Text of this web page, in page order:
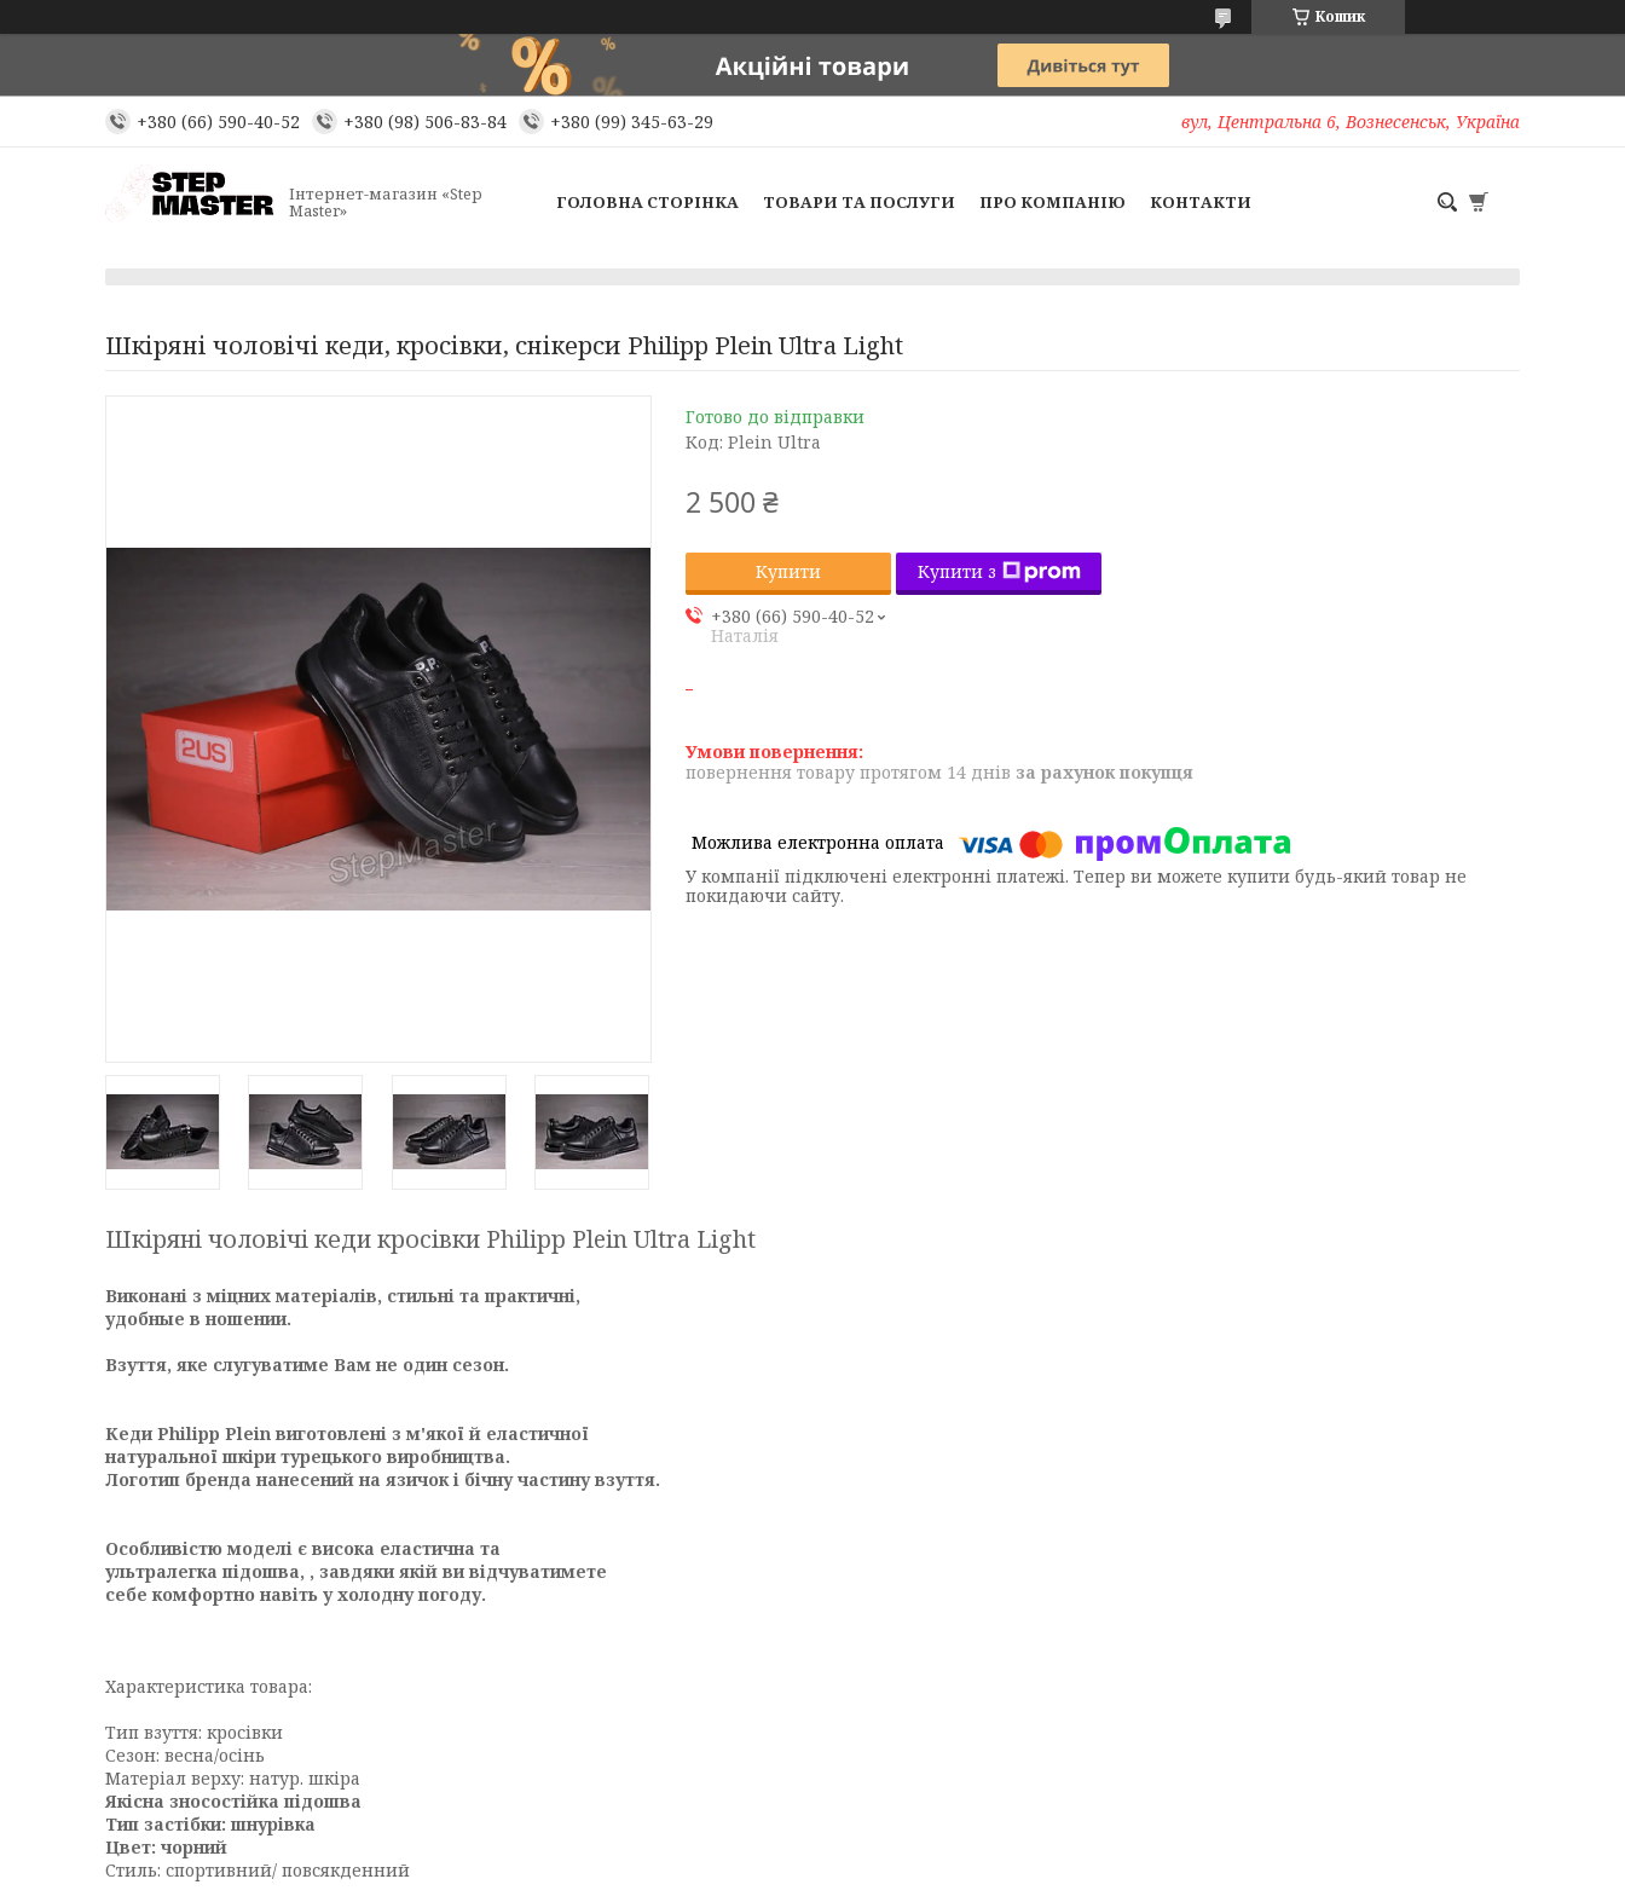
Кошик
+380 (66) 590-40-52 +380 (98) 506-83-84 +380 (99) 345-63-29 вул, Центральна 6, Вознесенськ, Україна
Інтернет-магазин «Step
Master» ГОЛОВНА СТОРІНКА ТОВАРИ ТА ПОСЛУГИ ПРО КОМПАНІЮ КОНТАКТИ
Шкіряні чоловічі кеди, кросівки, снікерси Philipp Plein Ultra Light
Готово до відправки
Код: Plein Ultra
2 500 ₴
Купити
Купити з
+380 (66) 590-40-52
Наталія
повернення товару протягом 14 днів за рахунок покупця
У компанії підключені електронні платежі. Тепер ви можете купити будь-який товар не
покидаючи сайту.
Шкіряні чоловічі кеди кросівки Philipp Plein Ultra Light
Виконані з міцних матеріалів, стильні та практичні,
удобные в ношении.
Взуття, яке слугуватиме Вам не один сезон.
Кеди Philipp Plein виготовлені з м'якої й еластичної
натуральної шкіри турецького виробництва.
Логотип бренда нанесений на язичок і бічну частину взуття.
Особливістю моделі є висока еластична та
ультралегка підошва, , завдяки якій ви відчуватимете
себе комфортно навіть ухолодну погоду.
Характеристика товара:
Тип взуття: кросівки
Сезон: весна/осінь
Матеріал верху: натур. шкіра
Якісна зносостійка підошва
Тип застібки: шнурівка
Цвет: чорний
Стиль: спортивний/ повсякденний